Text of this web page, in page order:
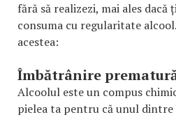
fără să realizezi, mai ales
consuma cu regularitate
acestea:
Îmbătrânire
Alcoolul este un compus
pielea ta pentru că unul dintre